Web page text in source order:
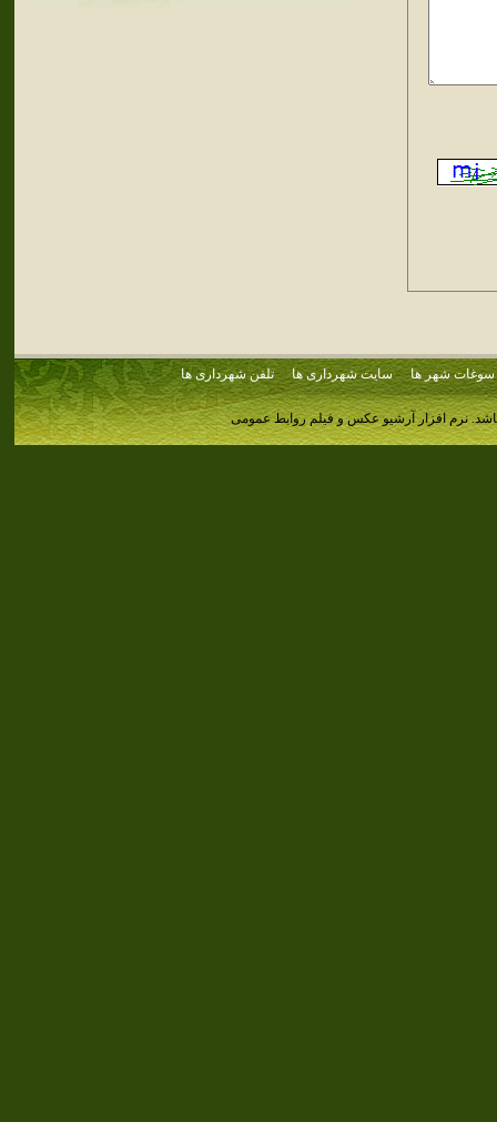
سوغات شهر ها سایت شهرداری ها تلفن شهرداری ها
نرم افزار آرشیو عکس و فیلم روابط عمومی